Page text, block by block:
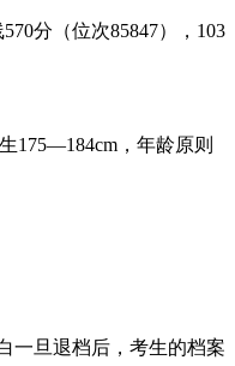
分（位次85847），103
175—184cm，年龄原则
一旦退档后，考生的档案